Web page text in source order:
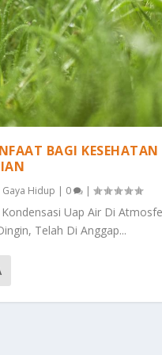
BAGI KESEHATAN
Gaya Hidup | 0 |
Uap Air Di
Telah Di Anggap...